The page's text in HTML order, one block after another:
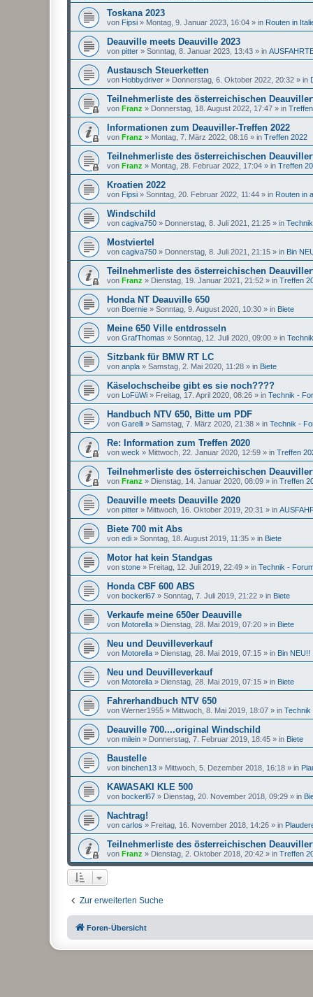
Toskana 2023
von Fipsi » Montag, 9. Januar 2023, 16:04 » in Routen in
Deauville meets Deauville 2023
von pitter » Sonntag, 8. Januar 2023, 13:43 » in
Austausch Steuerketten
von Hobbydriver » Donnerstag, 6. Oktober 2022, 20:32 » in
Teilnehmerliste des österreichischen
von Franz » Donnerstag, 18. August 2022, 17:47 » in
Informationen zum Deauviller-Treffen 2022
von Franz » Montag, 7. März 2022, 08:16 » in Treffen 2022
Teilnehmerliste des österreichischen
von Franz » Montag, 28. Februar 2022, 17:04 » in Treffen
Kroatien 2022
von Fipsi » Sonntag, 20. Februar 2022, 11:44 » in Routen in
Windschild
von cagiva750 » Donnerstag, 8. Juli 2021, 21:25 » in
Mostviertel
von cagiva750 » Donnerstag, 8. Juli 2021, 21:15 » in Bin
Teilnehmerliste des österreichischen
von Franz » Dienstag, 19. Januar 2021, 21:52 » in Treffen
Honda NT Deauville 650
von Boernie » Sonntag, 9. August 2020, 10:30 » in Biete
Meine 650 Ville entdrosseln
von GrafThomas » Sonntag, 12. Juli 2020, 09:00 » in
Sitzbank für BMW RT LC
von anpla » Samstag, 2. Mai 2020, 11:28 » in Biete
Käselochscheibe gibt es sie noch????
von LoFüWi » Freitag, 17. April 2020, 08:26 » in Technik -
Handbuch NTV 650, Bitte um PDF
von Garelli » Samstag, 7. März 2020, 21:38 » in Technik -
Re: Information zum Treffen 2020
von weck » Mittwoch, 22. Januar 2020, 12:59 » in Treffen
Teilnehmerliste des österreichischen
von Franz » Dienstag, 14. Januar 2020, 08:09 » in Treffen
Deauville meets Deauville 2020
von pitter » Mittwoch, 16. Oktober 2019, 20:31 » in
Biete 700 mit Abs
von edi » Sonntag, 18. August 2019, 11:35 » in Biete
Motor hat kein Standgas
von stone » Freitag, 12. Juli 2019, 22:49 » in Technik -
Honda CBF 600 ABS
von bockerl67 » Sonntag, 7. Juli 2019, 21:22 » in Biete
Verkaufe meine 650er Deauville
von Motorella » Dienstag, 28. Mai 2019, 07:20 » in Biete
Neu und Deuvilleverkauf
von Motorella » Dienstag, 28. Mai 2019, 07:15 » in Bin NEU!!
Neu und Deuvilleverkauf
von Motorella » Dienstag, 28. Mai 2019, 07:15 » in Biete
Fahrerhandbuch NTV 650
von Werner1955 » Mittwoch, 8. Mai 2019, 18:07 » in Technik
Deauville 700....original Windschild
von milein » Donnerstag, 7. Februar 2019, 18:45 » in Biete
Baustelle
von binchen13 » Mittwoch, 5. Dezember 2018, 16:18 » in
KAWASAKI KLE 500
von bockerl67 » Dienstag, 20. November 2018, 09:29 » in
Nachtrag!
von carlos » Freitag, 16. November 2018, 14:26 » in
Teilnehmerliste des österreichischen
von Franz » Dienstag, 2. Oktober 2018, 20:42 » in Treffen
Zur erweiterten Suche
Foren-Übersicht